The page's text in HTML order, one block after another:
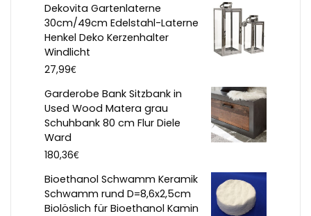
Dekovita Gartenlaterne
30cm/49cm Edelstahl-Laterne
Henkel Deko Kerzenhalter
Windlicht
27,99€
Garderobe Bank Sitzbank in
Used Wood Matera grau
Schuhbank 80 cm Flur Diele
Ward
180,36€
Bioethanol Schwamm Keramik
Schwamm rund D=8,6x2,5cm
Biolöslich für Bioethanol Kamin